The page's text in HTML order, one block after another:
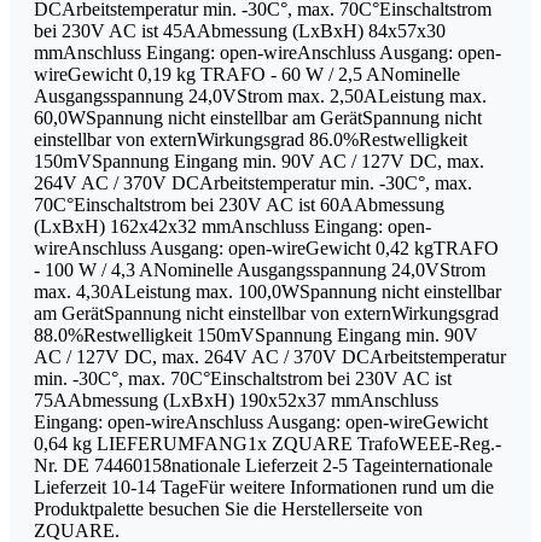
DCArbeitstemperatur min. -30C°, max. 70C°Einschaltstrom
bei 230V AC ist 45AAbmessung (LxBxH) 84x57x30
mmAnschluss Eingang: open-wireAnschluss Ausgang: open-
wireGewicht 0,19 kg TRAFO - 60 W / 2,5 ANominelle
Ausgangsspannung 24,0VStrom max. 2,50ALeistung max.
60,0WSpannung nicht einstellbar am GerätSpannung nicht
einstellbar von externWirkungsgrad 86.0%Restwelligkeit
150mVSpannung Eingang min. 90V AC / 127V DC, max.
264V AC / 370V DCArbeitstemperatur min. -30C°, max.
70C°Einschaltstrom bei 230V AC ist 60AAbmessung
(LxBxH) 162x42x32 mmAnschluss Eingang: open-
wireAnschluss Ausgang: open-wireGewicht 0,42 kgTRAFO
- 100 W / 4,3 ANominelle Ausgangsspannung 24,0VStrom
max. 4,30ALeistung max. 100,0WSpannung nicht einstellbar
am GerätSpannung nicht einstellbar von externWirkungsgrad
88.0%Restwelligkeit 150mVSpannung Eingang min. 90V
AC / 127V DC, max. 264V AC / 370V DCArbeitstemperatur
min. -30C°, max. 70C°Einschaltstrom bei 230V AC ist
75AAbmessung (LxBxH) 190x52x37 mmAnschluss
Eingang: open-wireAnschluss Ausgang: open-wireGewicht
0,64 kg LIEFERUMFANG1x ZQUARE TrafoWEEE-Reg.-
Nr. DE 74460158nationale Lieferzeit 2-5 Tageinternationale
Lieferzeit 10-14 TageFür weitere Informationen rund um die
Produktpalette besuchen Sie die Herstellerseite von
ZQUARE.